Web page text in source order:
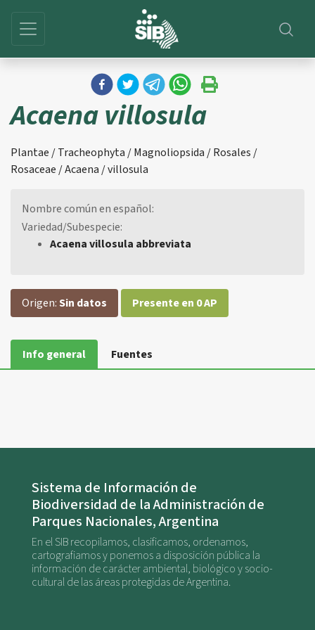
Acaena villosula
Plantae / Tracheophyta / Magnoliopsida / Rosales /
Rosaceae / Acaena / villosula
Nombre común en español:
Variedad/Subespecie:
Acaena villosula abbreviata
Origen:Sin datos Presente en 0 AP
Info general Fuentes
Sistema de Información de
Biodiversidad de la Administración de
Parques Nacionales, Argentina
En el SIB recopilamos, clasificamos, ordenamos,
cartografiamos y ponemos a disposición pública la
información de carácter ambiental, biológico y socio-
cultural de las áreas protegidas de Argentina.